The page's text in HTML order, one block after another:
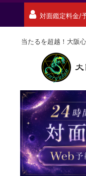
対面鑑定料金/
当たるを超越！大阪